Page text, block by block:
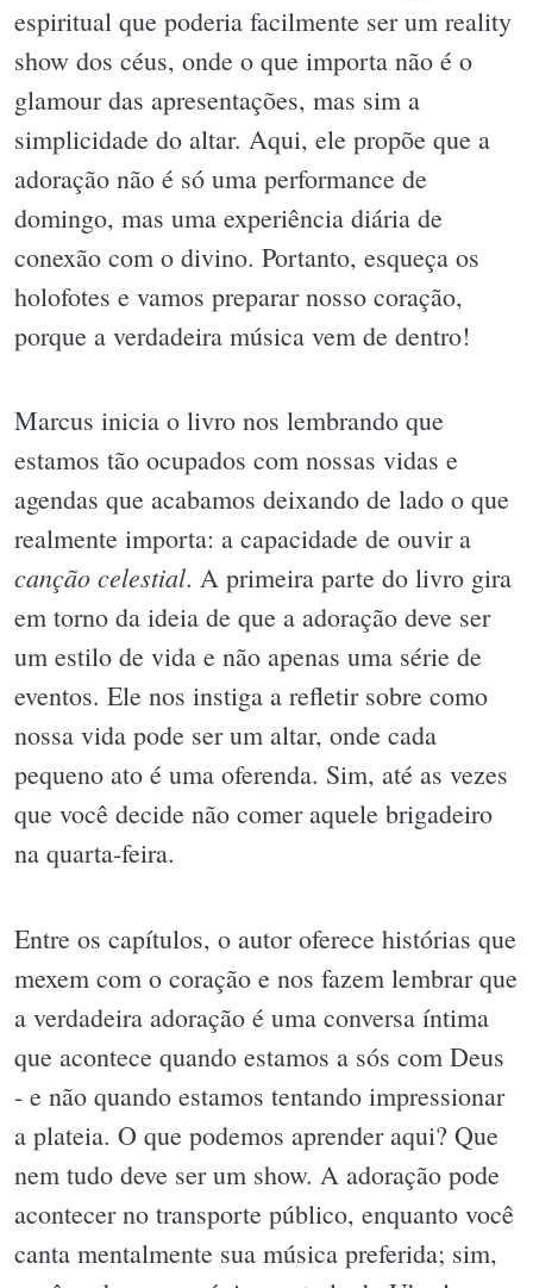
espiritual que poderia facilmente ser um reality
show dos céus, onde o que importa não é o
glamour das apresentações, mas sim a
simplicidade do altar. Aqui, ele propõe que a
adoração não é só uma performance de
domingo, mas uma experiência diária de
conexão com o divino. Portanto, esqueça os
holofotes e vamos preparar nosso coração,
porque a verdadeira música vem de dentro!
Marcus inicia o livro nos lembrando que
estamos tão ocupados com nossas vidas e
agendas que acabamos deixando de lado o que
realmente importa: a capacidade de ouvir a
canção celestial. A primeira parte do livro gira
em torno da ideia de que a adoração deve ser
um estilo de vida e não apenas uma série de
eventos. Ele nos instiga a refletir sobre como
nossa vida pode ser um altar, onde cada
pequeno ato é uma oferenda. Sim, até as vezes
que você decide não comer aquele brigadeiro
na quarta-feira.
Entre os capítulos, o autor oferece histórias que
mexem com o coração e nos fazem lembrar que
a verdadeira adoração é uma conversa íntima
que acontece quando estamos a sós com Deus
- e não quando estamos tentando impressionar
a plateia. O que podemos aprender aqui? Que
nem tudo deve ser um show. A adoração pode
acontecer no transporte público, enquanto você
canta mentalmente sua música preferida; sim,